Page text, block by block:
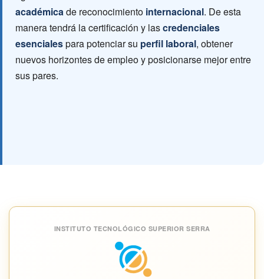
académicade reconocimiento internacional. De esta
manera tendrá la certificación y lascredenciales
esencialespara potenciar su perfil laboral, obtener
nuevos horizontes de empleo y posicionarse mejor entre
sus pares.
INSTITUTO TECNOLÓGICO SUPERIOR SERRA